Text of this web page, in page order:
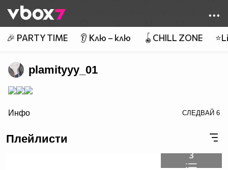
👾
🎉 PARTY TIME 👂 Клю – клю 🪀CHILL ZONE
plamityyy_01
LoveMyProfile.com
Инфо СЛЕДВАЙ 6
Плейлисти
3